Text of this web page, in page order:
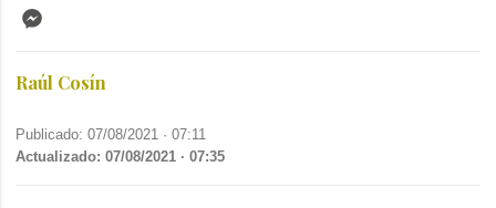
Raúl Cosín
Publicado: 07/08/2021 ·07:11
Actualizado: 07/08/2021 · 07:35